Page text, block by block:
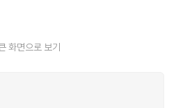
화면으로 보기